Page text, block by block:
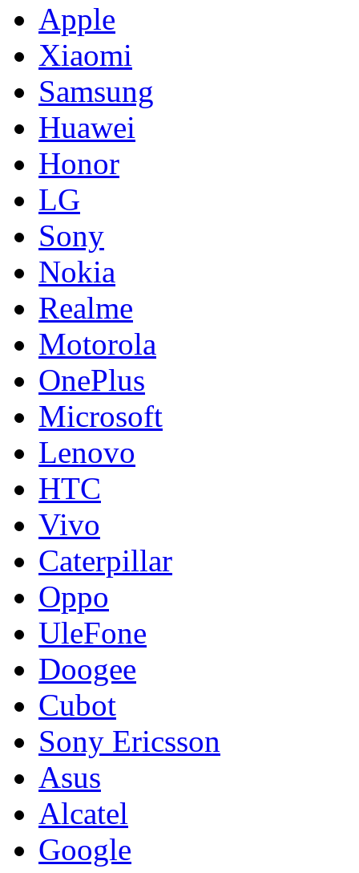
Apple
Xiaomi
Samsung
Huawei
Honor
LG
Sony
Nokia
Realme
Motorola
OnePlus
Microsoft
Lenovo
HTC
Vivo
Caterpillar
Oppo
UleFone
Doogee
Cubot
Sony Ericsson
Asus
Alcatel
Google